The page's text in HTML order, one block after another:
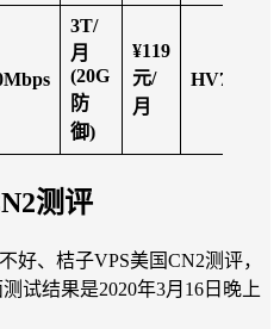
3T/
月
(20G
防
御)
¥119
元/
月
测评
好、桔子VPS美国CN2测评，
试结果是2020年3月16日晚上